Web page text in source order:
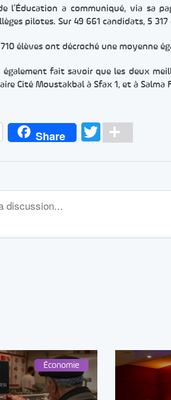
l’Éducation a communiqué, via sa
pilotes. Sur 49 661 candidats, 5
710 élèves ont décroché une moyenne
également fait savoir que les deux
Cité Moustakbal à Sfax 1, et à
Share Twitter
Économie